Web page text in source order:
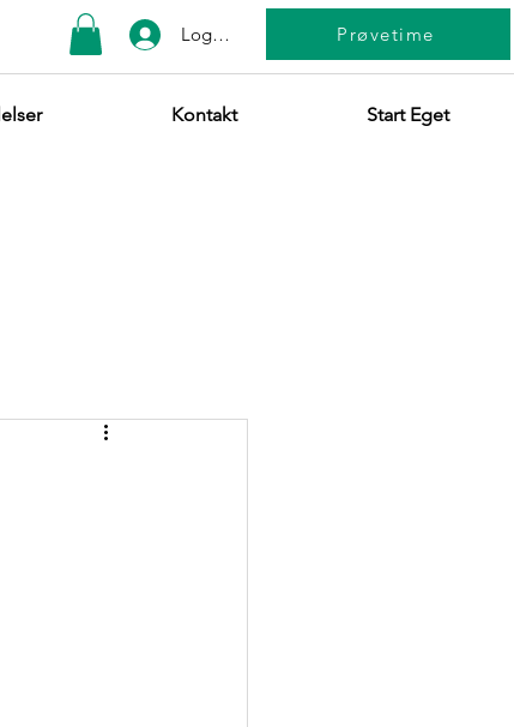
Logg Inn Prøvetime
Kontakt Start Eget